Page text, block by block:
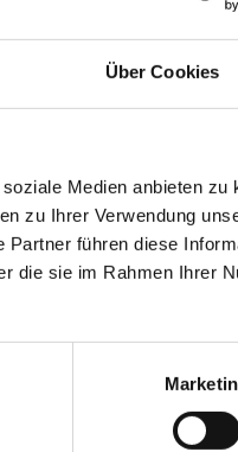
Über Cookies
Medien anbieten zu
zu Ihrer Verwendung
führen diese
die sie im Rahmen Ihrer
die Zubereitung geringfügig